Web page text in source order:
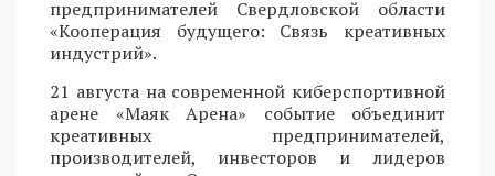
предпринимателей Свердловской области
«Кооперация будущего: Связь креативных
индустрий».
21 августа на современной киберспортивной
арене «Маяк Арена» событие объединит
креативных предпринимателей,
производителей, инвесторов и лидеров